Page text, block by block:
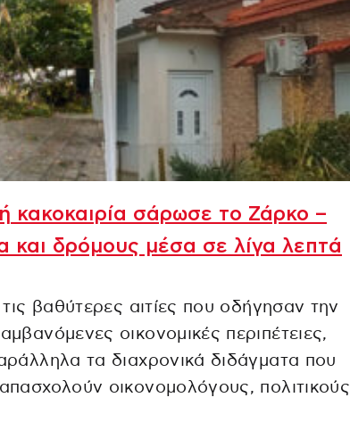
κακοκαιρία σάρωσε το Ζάρκο –
και δρόμους μέσα σε λίγα λεπτά
τις βαθύτερες αιτίες που οδήγησαν την
οικονομικές περιπέτειες,
τα διαχρονικά διδάγματα που
οικονομολόγους, πολιτικούς